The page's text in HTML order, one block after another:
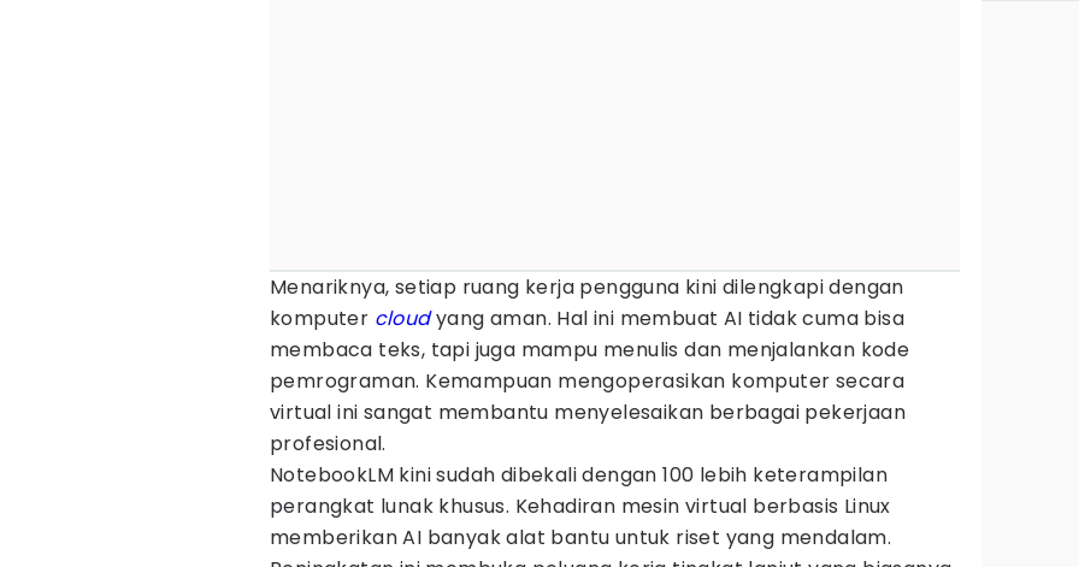
Menariknya, setiap ruang kerja pengguna kini dilengkapi dengan
komputer cloudyang aman. Hal ini membuat AI tidak cuma bisa
membaca teks, tapi juga mampu menulis dan menjalankan kode
pemrograman. Kemampuan mengoperasikan komputer secara
virtual ini sangat membantu menyelesaikan berbagai pekerjaan
profesional.
NotebookLM kini sudah dibekali dengan 100 lebih keterampilan
perangkat lunak khusus. Kehadiran mesin virtual berbasis Linux
memberikan AI banyak alat bantu untuk riset yang mendalam.